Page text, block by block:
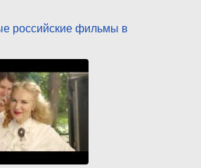
российские фильмы в